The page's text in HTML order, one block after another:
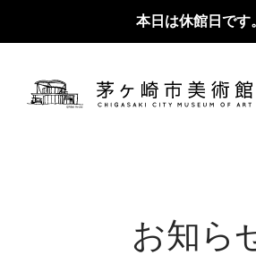
本日は休館日です
お知ら